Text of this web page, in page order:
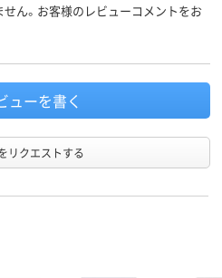
低密度ポリエチレン
LDPE（ツルツルタイ
プ）
ン、LDPE（ツ
タイプ）
ブラック系
25
ん。お客様のレビューコメントをお
ューを書く
リクエストする